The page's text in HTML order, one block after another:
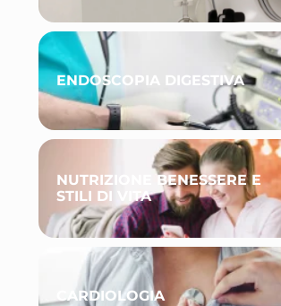
ENDOSCOPIA DIGESTIVA
NUTRIZIONE BENESSERE E
STILI DI VITA
CARDIOLOGIA